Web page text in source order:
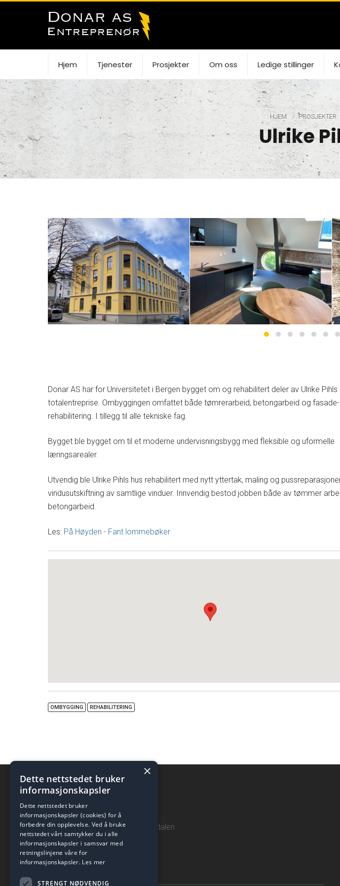
Hjem Tjenester Prosjekter Om oss Ledige stillinger
HJEM PROSJEKTER
Ulrike
Donar AS har for Universitetet i Bergen bygget om og rehabilitert deler av Ulrike Pihls
totalentreprise. Ombyggingen omfattet både tømrerarbeid, betongarbeid og fasade­
rehabilitering. I tillegg til alle tekniske fag.
Bygget ble bygget om til et moderne undervisningsbygg med fleksible og uformelle
læringsarealer.
Utvendig ble Ulrike Pihls hus rehabilitert med nytt yttertak, maling og
vindusutskiftning av samtlige vinduer. Innvendig bestod jobben både av tømmer
betongarbeid.
Les: På Høyden - Fant lommebøker
OMBYGGING REHABILITERING
Donar AS
Espehaugen 40, 5258 Blomsterdalen
Hordaland, Norway
Åpne lokasjon i Google Maps
×
Dette nettstedet bruker
informasjonskapsler
Dette nettstedet bruker
informasjonskapsler (cookies) for å
forbedre din opplevelse. Ved å bruke
nettstedet vårt samtykker du i alle
informasjonskapsler i samsvar med
retningslinjene våre for
informasjonskapsler. Les mer
STRENGT NØDVENDIG